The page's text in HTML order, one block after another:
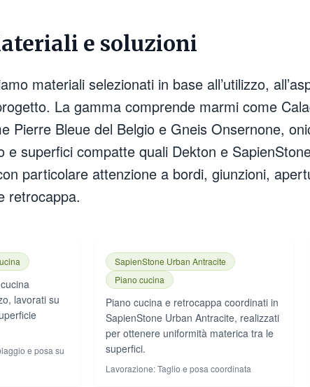
e soluzioni
materiali selezionati in base all’utilizzo,
La gamma comprende marmi come
Pierre Bleue del Belgio e Gneis Onsernone,
superfici compatte quali Dekton e
particolare attenzione a bordi, giunzioni,
retrocappa.
lavorati su
e posa su
SapienStone Urban Antracite
Piano cucina
Piano cucina e retrocappa coordinati in
SapienStone Urban Antracite, realizzati
per ottenere uniformità materica tra le
superfici.
Lavorazione:Taglio e posa coordinata